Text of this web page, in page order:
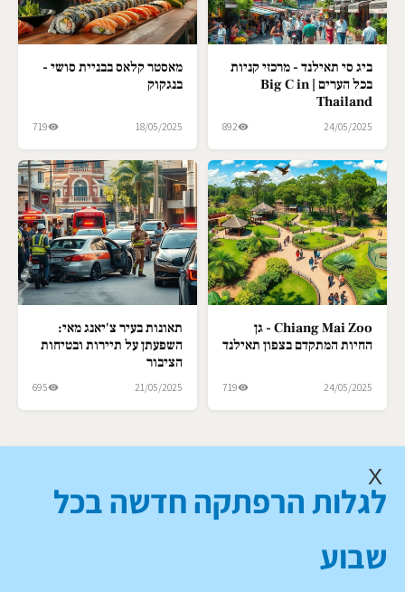
ביג סי תאילנד - מרכזי קניות
בכל הערים | Big C in
Thailand
24/05/2025
892
מאסטר קלאס בבניית סושי -
בנגקוק
18/05/2025
719
Chiang Mai Zoo - גן
החיות המתקדם בצפון תאילנד
24/05/2025
719
תאונות בעיר צ'יאנג מאי:
השפעתן על תיירות ובטיחות
הציבור
21/05/2025
695
X
לגלות הרפתקה חדשה בכל
שבוע